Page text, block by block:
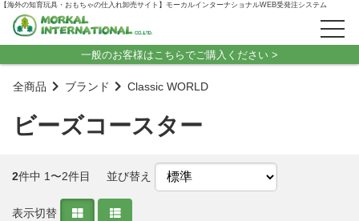
【海外の知育玩具・おもちゃの仕入れ卸売サイト】モーカルインターナショナルWEB受発注システム
一般のお客様はこちらでご購入ください >
全商品 ブランド Classic WORLD
ビーズコースター
2件中 1〜2件目 並び替え
表示切替